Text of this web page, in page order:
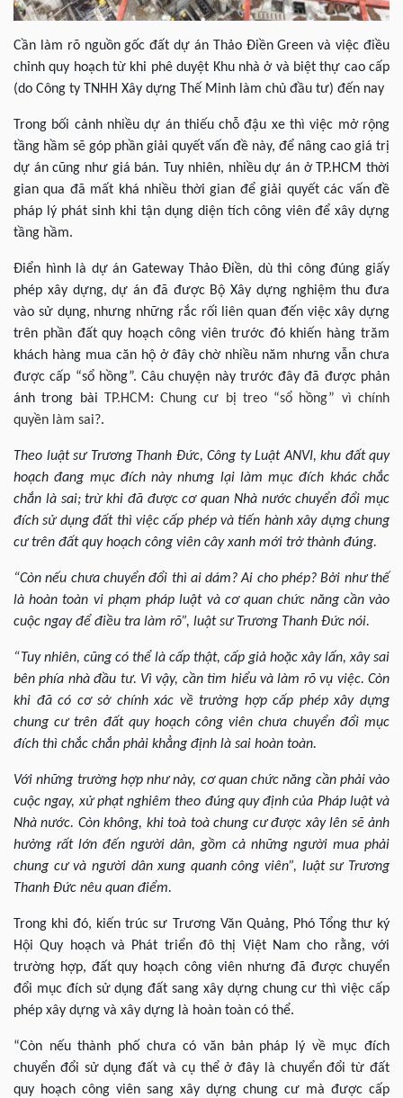
Cần làm rõ nguồn gốc đất dự án Thảo Điền Green và việc điều
chỉnh quy hoạch từ khi phê duyệt Khu nhà ở và biệt thự cao cấp
(do Công ty TNHH Xây dựng Thế Minh làm chủ đầu tư) đến nay
Trong bối cảnh nhiều dự án thiếu chỗ đậu xe thì việc mở rộng
tầng hầm sẽ góp phần giải quyết vấn đề này, để nâng cao giá trị
dự án cũng như giá bán. Tuy nhiên, nhiều dự án ở TP.HCM thời
gian qua đã mất khá nhiều thời gian để giải quyết các vấn đề
pháp lý phát sinh khi tận dụng diện tích công viên để xây dựng
tầng hầm.
Điển hình là dự án Gateway Thảo Điền, dù thi công đúng giấy
phép xây dựng, dự án đã được Bộ Xây dựng nghiệm thu đưa
vào sử dụng, nhưng những rắc rối liên quan đến việc xây dựng
trên phần đất quy hoạch công viên trước đó khiến hàng trăm
khách hàng mua căn hộ ở đây chờ nhiều năm nhưng vẫn chưa
được cấp “sổ hồng”. Câu chuyện này trước đây đã được phản
ánh trong bài
TP.HCM: Chung cư bị treo “sổ hồng” vì chính
quyền làm sai?.
Theo luật sư Trương Thanh Đức, Công ty Luật ANVI, khu đất quy
hoạch đang mục đích này nhưng lại làm mục đích khác chắc
chắn là sai; trừ khi đã được cơ quan Nhà nước chuyển đổi mục
đích sử dụng đất thì việc cấp phép và tiến hành xây dựng chung
cư trên đất quy hoạch công viên cây xanh mới trở thành đúng.
“Còn nếu chưa chuyển đổi thì ai dám? Ai cho phép? Bởi như thế
là hoàn toàn vi phạm pháp luật và cơ quan chức năng cần vào
cuộc ngay để điều tra làm rõ”, luật sư Trương Thanh Đức nói.
“Tuy nhiên, cũng có thể là cấp thật, cấp giả hoặc xây lấn, xây sai
bên phía nhà đầu tư. Vì vậy, cần tìm hiểu và làm rõ vụ việc. Còn
khi đã có cơ sở chính xác về trường hợp cấp phép xây dựng
chung cư trên đất quy hoạch công viên chưa chuyển đổi mục
đích thì chắc chắn phải khẳng định là sai hoàn toàn.
Với những trường hợp như này, cơ quan chức năng cần phải vào
cuộc ngay, xử phạt nghiêm theo đúng quy định của Pháp luật và
Nhà nước. Còn không, khi toà toà chung cư được xây lên sẽ ảnh
hưởng rất lớn đến người dân, gồm cả những người mua phải
chung cư và người dân xung quanh công viên”, luật sư Trương
Thanh Đức nêu quan điểm.
Trong khi đó, kiến trúc sư Trương Văn Quảng, Phó Tổng thư ký
Hội Quy hoạch và Phát triển đô thị Việt Nam cho rằng, với
trường hợp, đất quy hoạch công viên nhưng đã được chuyển
đổi mục đích sử dụng đất sang xây dựng chung cư thì việc cấp
phép xây dựng và xây dựng là hoàn toàn có thể.
“Còn nếu thành phố chưa có văn bản pháp lý về mục đích
chuyển đổi sử dụng đất và cụ thể ở đây là chuyển đổi từ đất
quy hoạch công viên sang xây dựng chung cư mà được cấp